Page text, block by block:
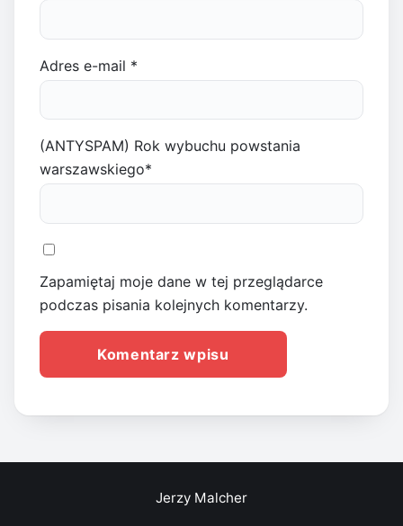
Adres e-mail *
(ANTYSPAM) Rok wybuchu powstania
warszawskiego*
Zapamiętaj moje dane w tej przeglądarce
podczas pisania kolejnych komentarzy.
Jerzy Malcher